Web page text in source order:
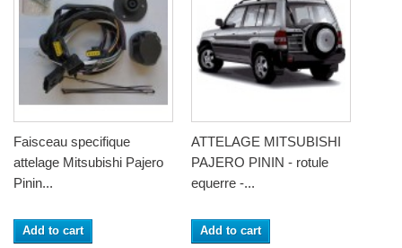
Faisceau specifique
attelage Mitsubishi Pajero
Pinin...
Add to cart
ATTELAGE MITSUBISHI
PAJERO PININ - rotule
equerre -...
Add to cart